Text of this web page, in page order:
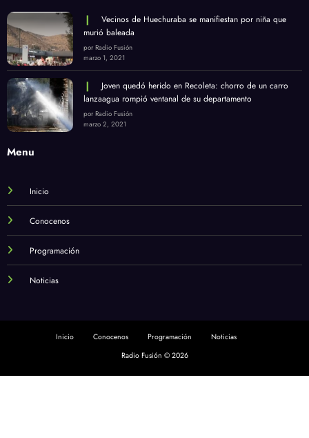
Vecinos de Huechuraba se manifiestan por niña que
murió baleada
por Radio Fusión
marzo 1, 2021
Joven quedó herido en Recoleta: chorro de un carro
lanzaagua rompió ventanal de su departamento
por Radio Fusión
marzo 2, 2021
Menu
Inicio
Conocenos
Programación
Noticias
Inicio Conocenos Programación
Noticias
Radio Fusión © 2026